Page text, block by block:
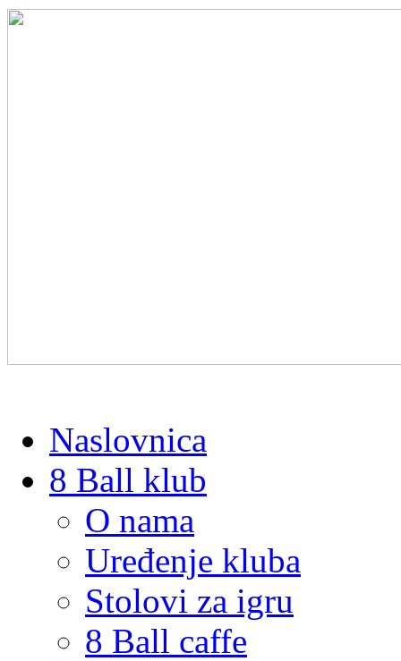
Naslovnica
8 Ball klub
O nama
Uređenje kluba
Stolovi za igru
8 Ball caffe